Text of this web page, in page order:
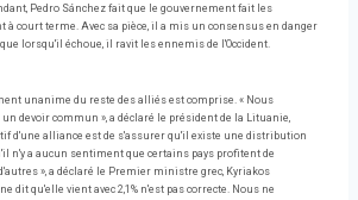
Pedro Sánchez fait que le gouvernement fait les
à court terme. Avec sa pièce, il a mis un consensus en danger
lorsqu'il échoue, il ravit les ennemis de l'Occident.
unanime du reste des alliés est comprise. « Nous
devoir commun », a déclaré le président de la Lituanie,
d'une alliance est de s'assurer qu'il existe une distribution
n'y a aucun sentiment que certains pays profitent de
», a déclaré le Premier ministre grec, Kyriakos
dit qu'elle vient avec 2,1% n'est pas correcte. Nous ne